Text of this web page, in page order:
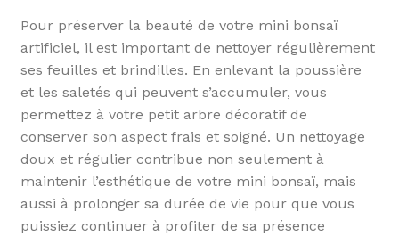
Pour préserver la beauté de votre mini bonsaï
artificiel, il est important de nettoyer régulièrement
ses feuilles et brindilles. En enlevant la poussière
et les saletés qui peuvent s’accumuler, vous
permettez à votre petit arbre décoratif de
conserver son aspect frais et soigné. Un nettoyage
doux et régulier contribue non seulement à
maintenir l’esthétique de votre mini bonsaï, mais
aussi à prolonger sa durée de vie pour que vous
puissiez continuer à profiter de sa présence